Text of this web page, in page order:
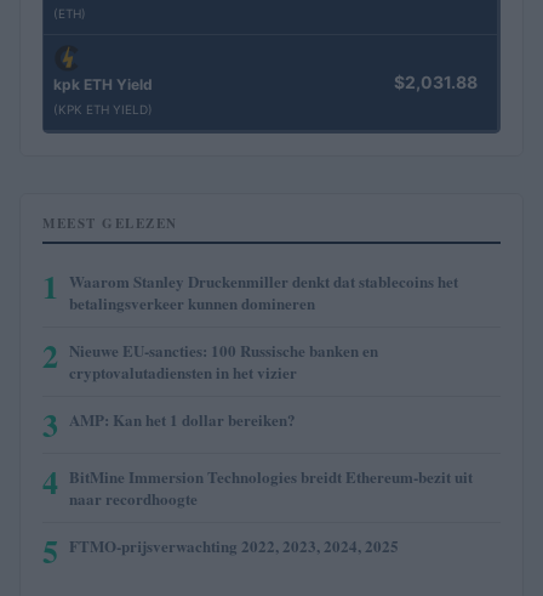
(ETH)
kpk ETH Yield
(KPK ETH YIELD)
$2,031.88
MEEST GELEZEN
1
Waarom Stanley Druckenmiller denkt dat stablecoins het
betalingsverkeer kunnen domineren
2 Nieuwe EU-sancties: 100 Russische banken en
cryptovalutadiensten in het vizier
3 AMP: Kan het 1 dollar bereiken?
4 BitMine Immersion Technologies breidt Ethereum-bezit uit
naar recordhoogte
5 FTMO-prijsverwachting 2022, 2023, 2024, 2025